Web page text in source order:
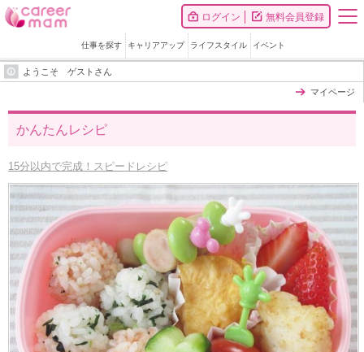
ログイン 無料会員登録
仕事を探す キャリアアップ ライフスタイル イベント
ようこそ ゲストさん
マイページ
かんたんレシピ
15分以内で完成！スピードレシピ